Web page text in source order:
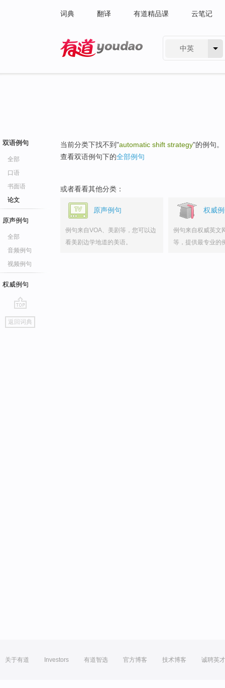
词典 翻译 有道精品课 云笔记
中英
双语例句
全部
口语
书面语
论文
原声例句
全部
音频例句
视频例句
权威例句
go
top
返回词典
当前分类下找不到"automatic shift strategy"的例句。
查看双语例句下的全部例句
或者看看其他分类：
原声例句
例句来自VOA、美剧等，您可以边
看美剧边学地道的美语。
权威
例句来自权威英文
等，提供最专业的
关于有道 Investors 有道智选 官方博客 技术博客 诚聘英才